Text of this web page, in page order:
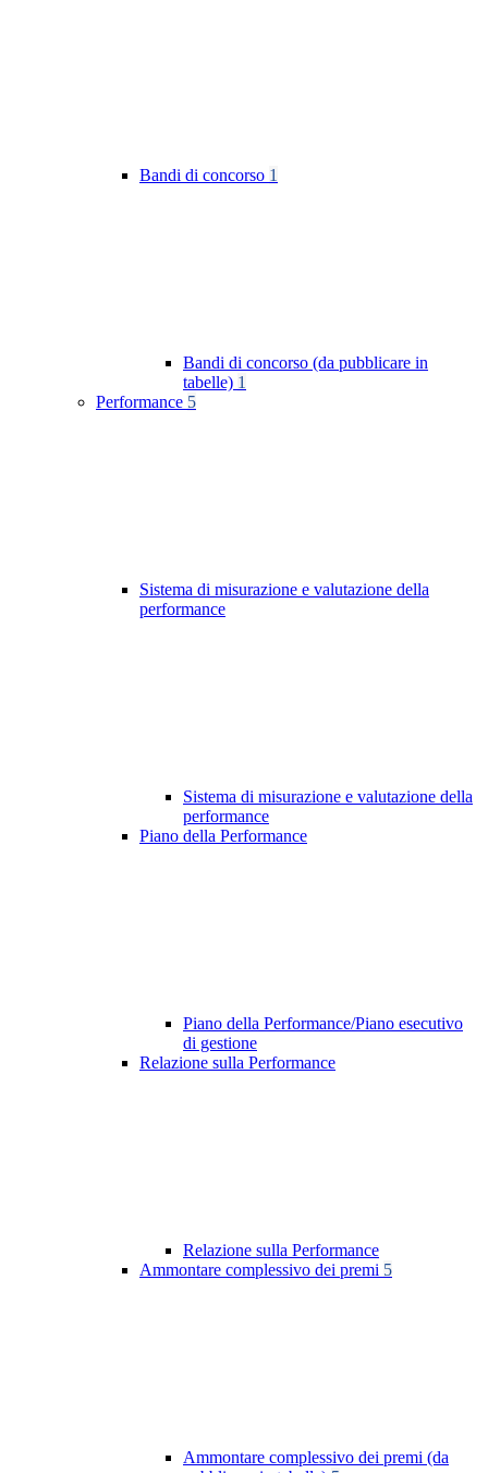
Bandi di concorso 1
Bandi di concorso (da pubblicare in
tabelle) 1
Performance 5
Sistema di misurazione e valutazione della
performance
Sistema di misurazione e valutazione della
performance
Piano della Performance
Piano della Performance/Piano esecutivo
di gestione
Relazione sulla Performance
Relazione sulla Performance
Ammontare complessivo dei premi 5
Ammontare complessivo dei premi (da